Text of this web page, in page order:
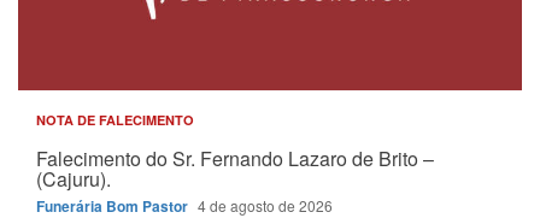
NOTA DE FALECIMENTO
Falecimento do Sr. Fernando Lazaro de Brito –
(Cajuru).
Funerária Bom Pastor 4 de agosto de 2026